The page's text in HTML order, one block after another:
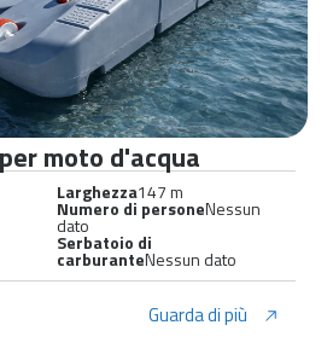
moto d'acqua
Larghezza147 m
Numero di personeNessun
dato
Serbatoio di
carburanteNessun dato
Guarda di più